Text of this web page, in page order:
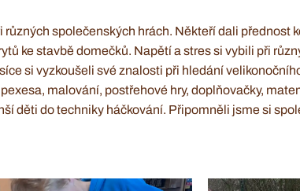
společenských hrách. Někteří dali přednost
ke stavbě domečků. Napětí a stres si vybili při
si vyzkoušeli své znalosti při hledání
malování, postřehové hry, doplňovačky,
děti do techniky háčkování. Připomněli jsme si